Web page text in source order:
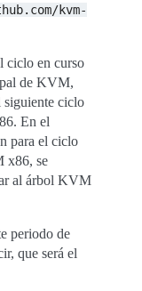
kvm-
ciclo en curso
de KVM,
siguiente ciclo
En el
para el ciclo
x86, se
al árbol KVM
periodo de
que será el